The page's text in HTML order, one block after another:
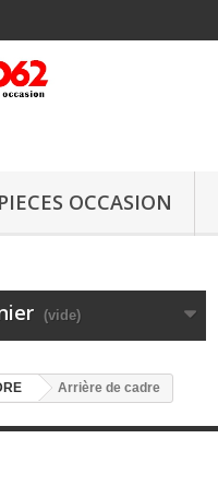
PIECES OCCASION
(vide)
Arrière de cadre